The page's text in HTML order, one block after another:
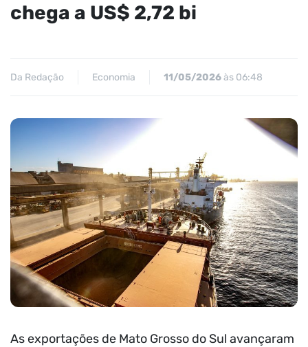
chega a US$ 2,72 bi
Da Redação Economia 11/05/2026às 06:48
As exportações de Mato Grosso do Sul avançaram